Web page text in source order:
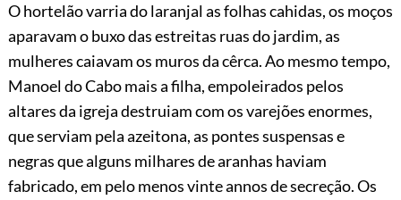
O hortelão varria do laranjal as folhas cahidas, os moços
aparavam o buxo das estreitas ruas do jardim, as
mulheres caiavam os muros da cêrca. Ao mesmo tempo,
Manoel do Cabo mais a filha, empoleirados pelos
altares da igreja destruiam com os varejões enormes,
que serviam pela azeitona, as pontes suspensas e
negras que alguns milhares de aranhas haviam
fabricado, em pelo menos vinte annos de secreção. Os